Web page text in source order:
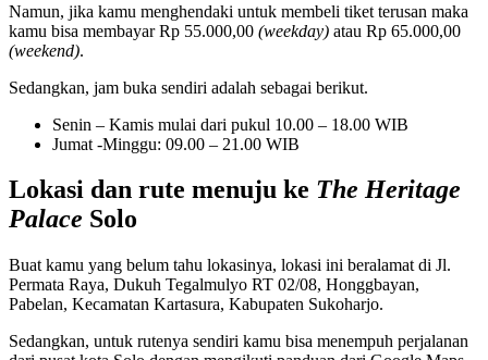
Namun, jika kamu menghendaki untuk membeli tiket terusan maka
kamu bisa membayar Rp 55.000,00 (weekday) atau Rp 65.000,00
(weekend).
Sedangkan, jam buka sendiri adalah sebagai berikut.
Senin – Kamis mulai dari pukul 10.00 – 18.00 WIB
Jumat -Minggu: 09.00 – 21.00 WIB
Lokasi dan rute menuju ke The Heritage
Palace Solo
Buat kamu yang belum tahu lokasinya, lokasi ini beralamat di Jl.
Permata Raya, Dukuh Tegalmulyo RT 02/08, Honggbayan,
Pabelan, Kecamatan Kartasura, Kabupaten Sukoharjo.
Sedangkan, untuk rutenya sendiri kamu bisa menempuh perjalanan